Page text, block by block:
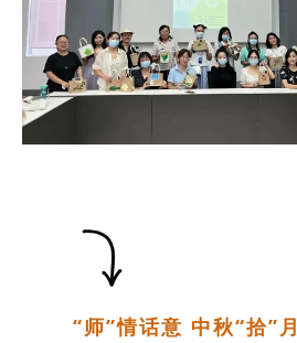
“师”情话意 中秋“拾”月